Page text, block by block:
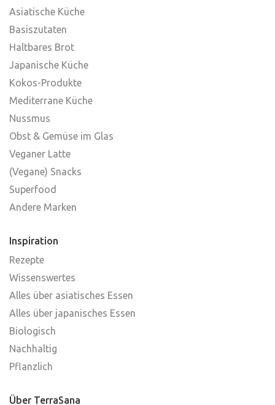
Asiatische Küche
Basiszutaten
Haltbares Brot
Japanische Küche
Kokos-Produkte
Mediterrane Küche
Nussmus
Obst & Gemüse im Glas
Veganer Latte
(Vegane) Snacks
Superfood
Andere Marken
Inspiration
Rezepte
Wissenswertes
Alles über asiatisches Essen
Alles über japanisches Essen
Biologisch
Nachhaltig
Pflanzlich
Über TerraSana